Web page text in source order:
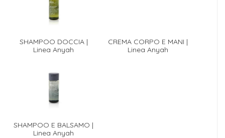
SHAMPOO DOCCIA |
Linea Anyah
CREMA CORPO E MANI |
Linea Anyah
SHAMPOO E BALSAMO |
Linea Anyah